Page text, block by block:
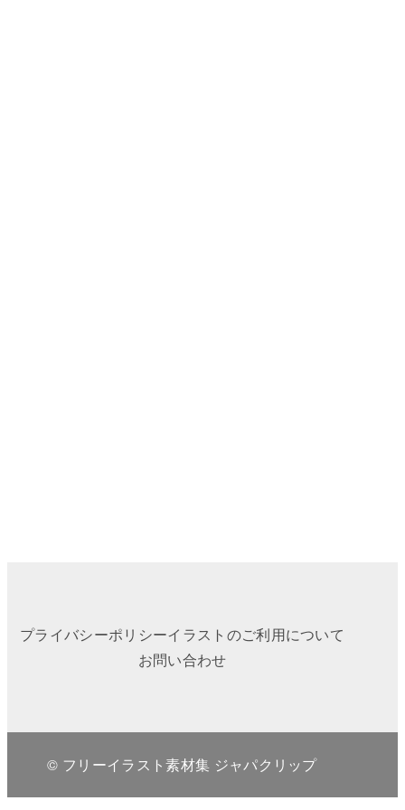
プライバシーポリシーイラストのご利用について
お問い合わせ
© フリーイラスト素材集 ジャパクリップ